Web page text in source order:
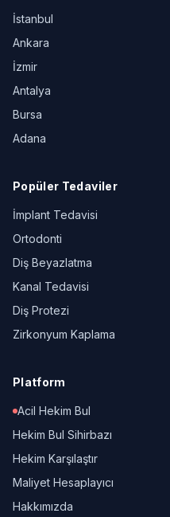
İstanbul
Ankara
İzmir
Antalya
Bursa
Adana
Popüler Tedaviler
İmplant Tedavisi
Ortodonti
Diş Beyazlatma
Kanal Tedavisi
Diş Protezi
Zirkonyum Kaplama
Platform
Acil Hekim Bul
Hekim Bul Sihirbazı
Hekim Karşılaştır
Maliyet Hesaplayıcı
Hakkımızda